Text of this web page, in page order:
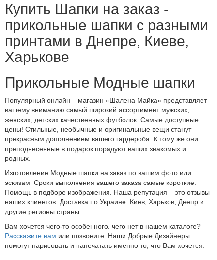
Купить Шапки на заказ -
прикольные шапки с разными
принтами в Днепре, Киеве,
Харькове
Прикольные Модные шапки
Популярный онлайн – магазин «Шалена Майка» представляет
вашему вниманию самый широкий ассортимент мужских,
женских, детских качественных футболок. Самые доступные
цены! Стильные, необычные и оригинальные вещи станут
прекрасным дополнением вашего гардероба. К тому же они
преподнесенные в подарок порадуют ваших знакомых и
родных.
Изготовление Модные шапки на заказ по вашим фото или
эскизам. Сроки выполнения вашего заказа самые короткие.
Помощь в подборе изображения. Наша репутация – это отзывы
наших клиентов. Доставка по Украине: Киев, Харьков, Днепр и
другие регионы страны.
Вам хочется чего-то особенного, чего нет в нашем каталоге?
Расскажите нам или позвоните. Наши Добрые Дизайнеры
помогут нарисовать и напечатать именно то, что Вам хочется.